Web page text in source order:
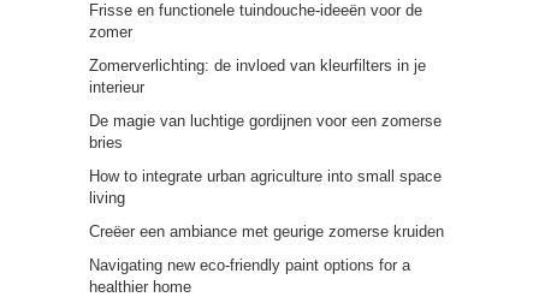
Frisse en functionele tuindouche-ideeën voor de
zomer
Zomerverlichting: de invloed van kleurfilters in je
interieur
De magie van luchtige gordijnen voor een zomerse
bries
How to integrate urban agriculture into small space
living
Creëer een ambiance met geurige zomerse kruiden
Navigating new eco-friendly paint options for a
healthier home